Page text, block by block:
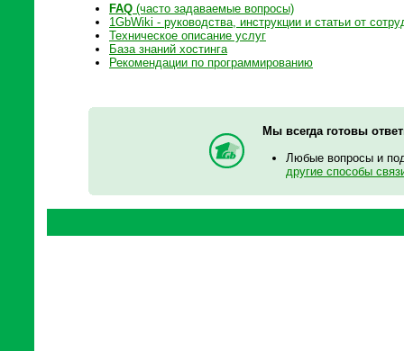
FAQ (часто задаваемые вопросы)
1GbWiki - руководства, инструкции и статьи от
Техническое описание услуг
База знаний хостинга
Рекомендации по программированию
Мы всегда готовы
Любые вопросы и
другие способы